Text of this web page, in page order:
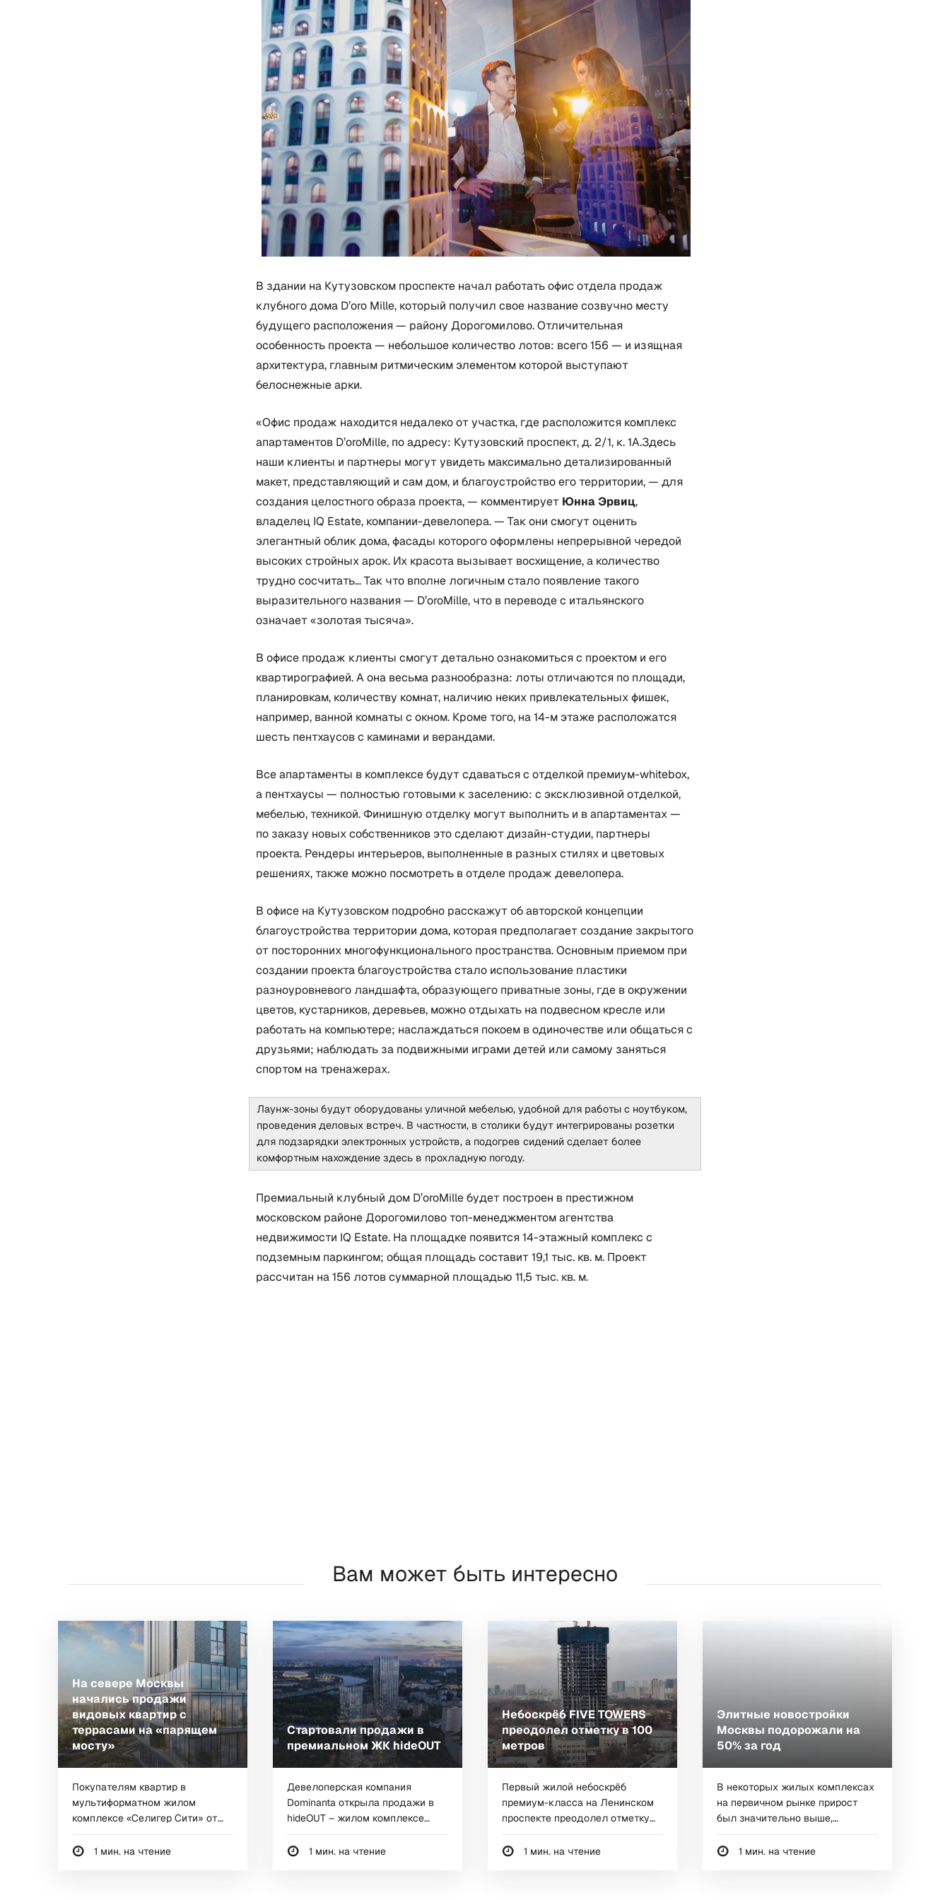
В здании на Кутузовском проспекте начал работать офис отдела продаж
клубного дома D’oro Mille, который получил свое название созвучно месту
будущего расположения — району Дорогомилово. Отличительная
особенность проекта — небольшое количество лотов: всего 156 — и изящная
архитектура, главным ритмическим элементом которой выступают
белоснежные арки.
«Офис продаж находится недалеко от участка, где расположится комплекс
апартаментов D’oroMille, по адресу: Кутузовский проспект, д. 2/1, к. 1А.Здесь
наши клиенты и партнеры могут увидеть максимально детализированный
макет, представляющий и сам дом, и благоустройство его территории, — для
создания целостного образа проекта, — комментирует Юнна Эрвиц,
владелец IQ Estate, компании-девелопера. — Так они смогут оценить
элегантный облик дома, фасады которого оформлены непрерывной чередой
высоких стройных арок. Их красота вызывает восхищение, а количество
трудно сосчитать… Так что вполне логичным стало появление такого
выразительного названия — D’oroMille, что в переводе с итальянского
означает «золотая тысяча».
В офисе продаж клиенты смогут детально ознакомиться с проектом и его
квартирографией. А она весьма разнообразна: лоты отличаются по площади,
планировкам, количеству комнат, наличию неких привлекательных фишек,
например, ванной комнаты с окном. Кроме того, на 14-м этаже расположатся
шесть пентхаусов с каминами и верандами.
Все апартаменты в комплексе будут сдаваться с отделкой премиум-whitebox,
а пентхаусы — полностью готовыми к заселению: с эксклюзивной отделкой,
мебелью, техникой. Финишную отделку могут выполнить и в апартаментах —
по заказу новых собственников это сделают дизайн-студии, партнеры
проекта. Рендеры интерьеров, выполненные в разных стилях и цветовых
решениях, также можно посмотреть в отделе продаж девелопера.
В офисе на Кутузовском подробно расскажут об авторской концепции
благоустройства территории дома, которая предполагает создание закрытого
от посторонних многофункционального пространства. Основным приемом при
создании проекта благоустройства стало использование пластики
разноуровневого ландшафта, образующего приватные зоны, где в окружении
цветов, кустарников, деревьев, можно отдыхать на подвесном кресле или
работать на компьютере; наслаждаться покоем в одиночестве или общаться с
друзьями; наблюдать за подвижными играми детей или самому заняться
спортом на тренажерах.
Лаунж-зоны будут оборудованы уличной мебелью, удобной для работы с ноутбуком,
проведения деловых встреч. В частности, в столики будут интегрированы розетки
для подзарядки электронных устройств, а подогрев сидений сделает более
комфортным нахождение здесь в прохладную погоду.
Премиальный клубный дом D’oroMille будет построен в престижном
московском районе Дорогомилово топ-менеджментом агентства
недвижимости IQ Estate. На площадке появится 14-этажный комплекс с
подземным паркингом; общая площадь составит 19,1 тыс. кв. м. Проект
рассчитан на 156 лотов суммарной площадью 11,5 тыс. кв. м.
Вам может быть интересно
На севере Москвы
начались продажи
видовых квартир с
террасами на «парящем
мосту»
Покупателям квартир в
мультиформатном жилом
комплексе «Селигер Сити» от
1 мин. на чтение
Стартовали продажи в
премиальном ЖК hideOUT
Девелоперская компания
Dominanta открыла продажи в
hideOUT – жилом комплексе
1 мин. на чтение
Небоскрёб FIVE TOWERS
преодолел отметку в 100
метров
Первый жилой небоскрёб
премиум-класса на Ленинском
проспекте преодолел отметку
1 мин. на чтение
Элитные новостройки
Москвы подорожали на
50% за год
В некоторых жилых комплексах
на первичном рынке прирост
был значительно выше,
1 мин. на чтение